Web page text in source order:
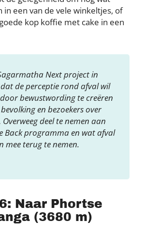
in een van de vele winkeltjes, of
kop koffie met cake in een
Next project in
de perceptie rond afval wil
bewustwording te creëren
en bezoekers over
deel te nemen aan
Back programma en wat afval
mee terug te nemen.
Naar Phortse
(3680 m)